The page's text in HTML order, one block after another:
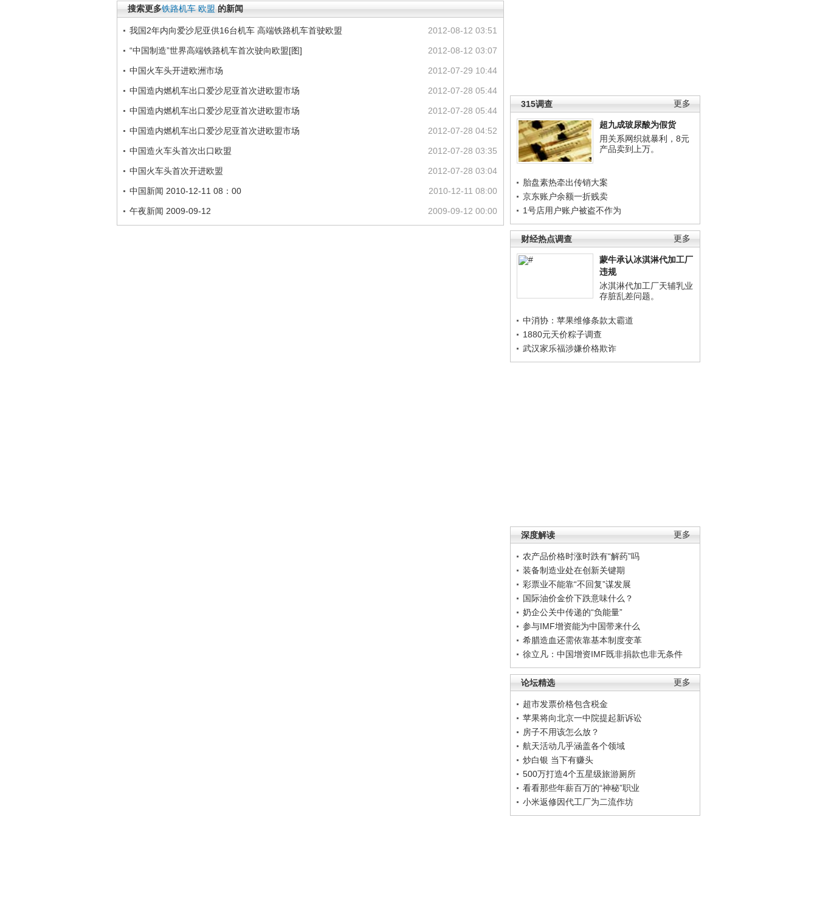
更多
315调查
超九成玻尿酸为假货
用关系网织就暴利，8元
产品卖到上万。
胎盘素热牵出传销大案
京东账户余额一折贱卖
1号店用户账户被盗不作为
更多
财经热点调查
蒙牛承认冰淇淋代加工厂
违规
冰淇淋代加工厂天辅乳业
存脏乱差问题。
中消协：苹果维修条款太霸道
1880元天价粽子调查
武汉家乐福涉嫌价格欺诈
更多
深度解读
农产品价格时涨时跌有“解药”吗
装备制造业处在创新关键期
彩票业不能靠“不回复”谋发展
国际油价金价下跌意味什么？
奶企公关中传递的“负能量”
参与IMF增资能为中国带来什么
希腊造血还需依靠基本制度变革
徐立凡：中国增资IMF既非捐款也非无条件
更多
论坛精选
超市发票价格包含税金
苹果将向北京一中院提起新诉讼
房子不用该怎么放？
航天活动几乎涵盖各个领域
炒白银 当下有赚头
500万打造4个五星级旅游厕所
看看那些年薪百万的“神秘”职业
小米返修因代工厂为二流作坊
搜索更多铁路机车 欧盟 的新闻
2012-08-12 03:51
我国2年内向爱沙尼亚供16台机车 高端铁路机车首驶欧盟
2012-08-12 03:07
“中国制造”世界高端铁路机车首次驶向欧盟[图]
2012-07-29 10:44
中国火车头开进欧洲市场
2012-07-28 05:44
中国造内燃机车出口爱沙尼亚首次进欧盟市场
2012-07-28 05:44
中国造内燃机车出口爱沙尼亚首次进欧盟市场
2012-07-28 04:52
中国造内燃机车出口爱沙尼亚首次进欧盟市场
2012-07-28 03:35
中国造火车头首次出口欧盟
2012-07-28 03:04
中国火车头首次开进欧盟
2010-12-11 08:00
中国新闻 2010-12-11 08：00
2009-09-12 00:00
午夜新闻 2009-09-12